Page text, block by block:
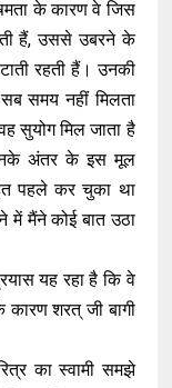
के कारण वे जिस
हैं, उससे उबरने के
रहती हैं। उनकी
समय नहीं मिलता
सुयोग मिल जाता है
अंतर के इस मूल
पहले कर चुका था
में मैंने कोई बात उठा
यह रहा है कि वे
शरत् जी बागी
का स्वामी समझे